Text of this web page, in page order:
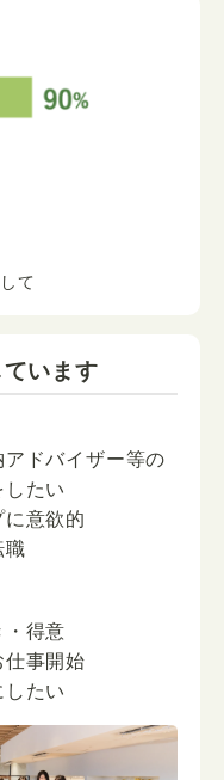
て
います
ドバイザー等の
たい
意欲的
職
・得意
事開始
たい